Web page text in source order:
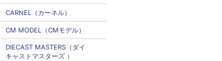
CARNEL（カーネル）
CM MODEL（CMモデル）
DIECAST MASTERS（ダイ
キャストマスターズ ）